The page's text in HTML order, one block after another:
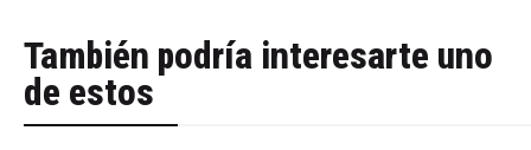
También podría interesarte uno
de estos